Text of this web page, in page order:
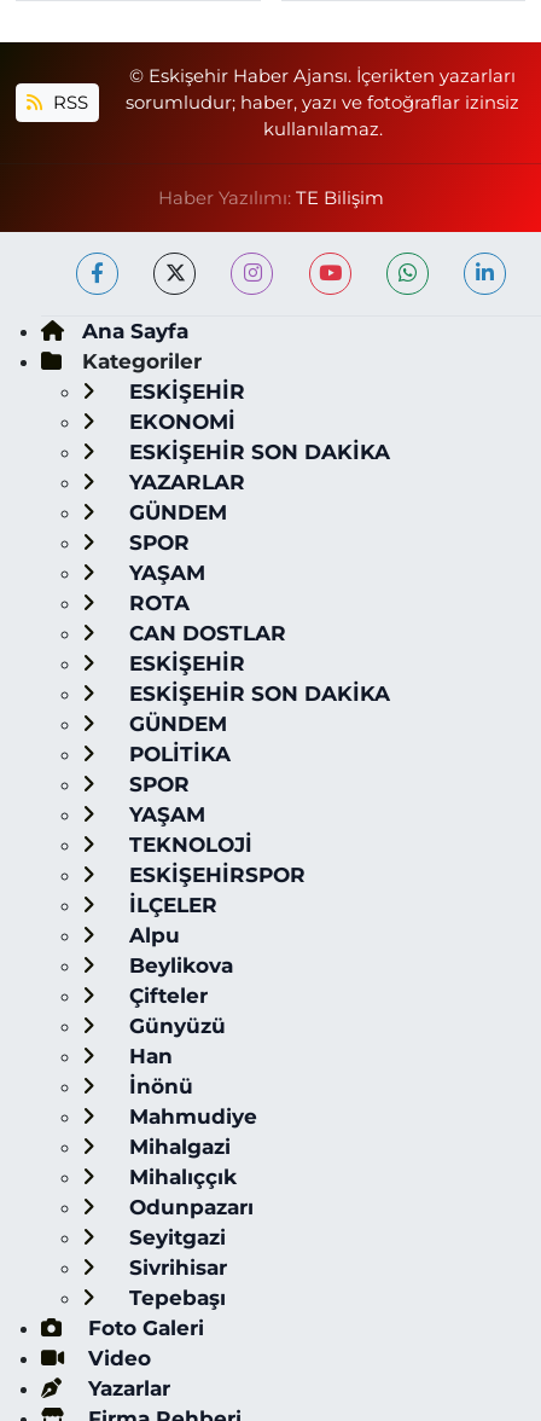
RSS
© Eskişehir Haber Ajansı. İçerikten yazarları
sorumludur; haber, yazı ve fotoğraflar izinsiz
kullanılamaz.
Haber Yazılımı: TE Bilişim
Ana Sayfa
Kategoriler
ESKİŞEHİR
EKONOMİ
ESKİŞEHİR SON DAKİKA
YAZARLAR
GÜNDEM
SPOR
YAŞAM
ROTA
CAN DOSTLAR
ESKİŞEHİR
ESKİŞEHİR SON DAKİKA
GÜNDEM
POLİTİKA
SPOR
YAŞAM
TEKNOLOJİ
ESKİŞEHİRSPOR
İLÇELER
Alpu
Beylikova
Çifteler
Günyüzü
Han
İnönü
Mahmudiye
Mihalgazi
Mihalıççık
Odunpazarı
Seyitgazi
Sivrihisar
Tepebaşı
Foto Galeri
Video
Yazarlar